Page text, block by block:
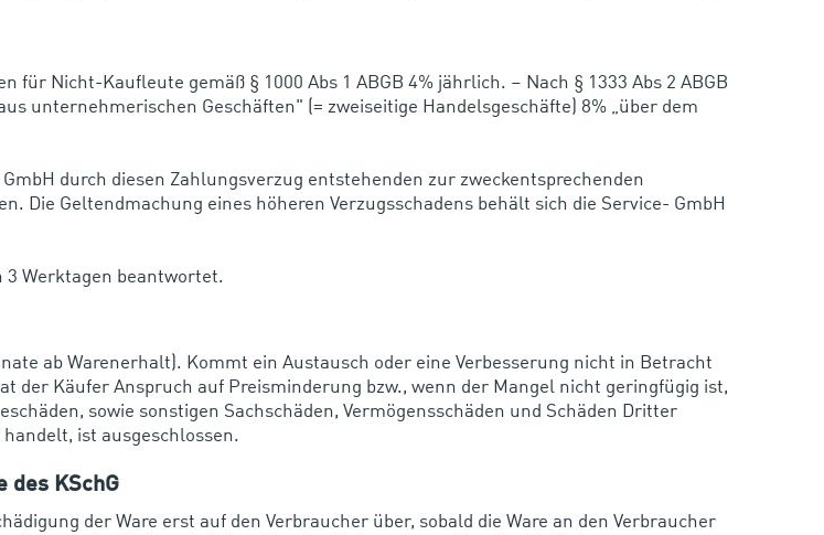
für Nicht-Kaufleute gemäß § 1000 Abs 1 ABGB 4% jährlich. – Nach § 1333 Abs 2 ABGB
unternehmerischen Geschäften" (= zweiseitige Handelsgeschäfte) 8% „über dem
durch diesen Zahlungsverzug entstehenden zur zweckentsprechenden
Die Geltendmachung eines höheren Verzugsschadens behält sich die Service- GmbH
3 Werktagen beantwortet.
ab Warenerhalt). Kommt ein Austausch oder eine Verbesserung nicht in Betracht
der Käufer Anspruch auf Preisminderung bzw., wenn der Mangel nicht geringfügig ist,
sowie sonstigen Sachschäden, Vermögensschäden und Schäden Dritter
ist ausgeschlossen.
des KSchG
der Ware erst auf den Verbraucher über, sobald die Ware an den Verbraucher